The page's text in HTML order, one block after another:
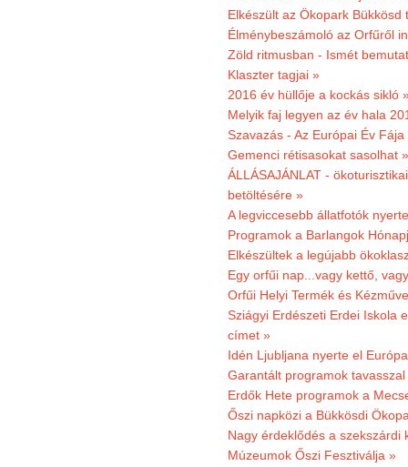
Elkészült az Ökopark
Élménybeszámoló az Orfűről
Zöld ritmusban - Ismét
Klaszter tagjai »
2016 év hüllője a kockás sikló
Melyik faj legyen az év hala
Szavazás - Az Európai Év
Gemenci rétisasokat sasolhat »
ÁLLÁSAJÁNLAT -
betöltésére »
A legviccesebb állatfotók
Programok a Barlangok
Elkészültek a legújabb
Egy orfűi nap...vagy kettő,
Orfűi Helyi Termék és
Sziágyi Erdészeti Erdei Iskola
címet »
Idén Ljubljana nyerte el
Garantált programok tavasszal
Erdők Hete programok a
Őszi napközi a Bükkösdi
Nagy érdeklődés a szekszárdi
Múzeumok Őszi Fesztiválja »